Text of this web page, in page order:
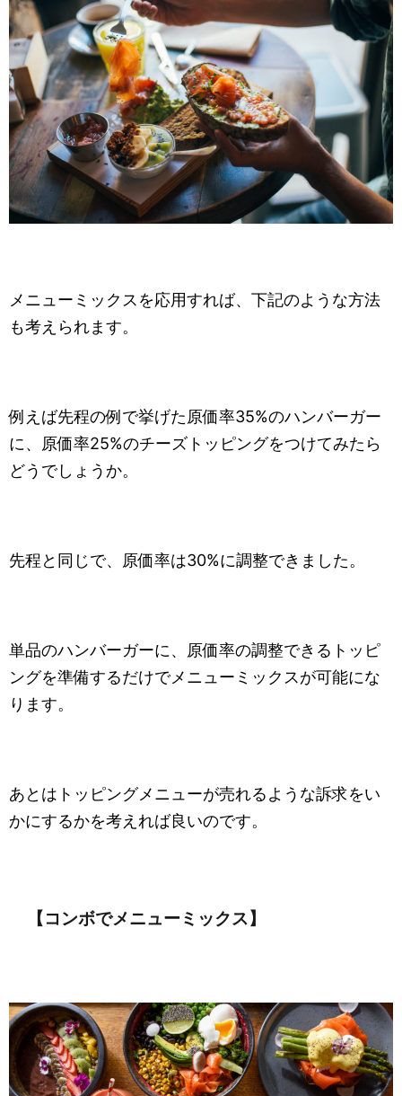
メニューミックスを応用すれば、下記のような方法
も考えられます。
例えば先程の例で挙げた原価率35%のハンバーガー
に、原価率25%のチーズトッピングをつけてみたら
どうでしょうか。
先程と同じで、原価率は30%に調整できました。
単品のハンバーガーに、原価率の調整できるトッピ
ングを準備するだけでメニューミックスが可能にな
ります。
あとはトッピングメニューが売れるような訴求をい
かにするかを考えれば良いのです。
【コンボでメニューミックス】